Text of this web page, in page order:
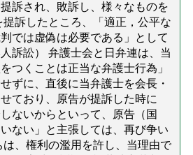
訴され、敗訴し、様々なものを
訴したところ、「適正，公平な
では虚偽は必要である」として
訴訟） 弁護士会と日弁連は、当
つくことは正当な弁護士行為」
ずに、直後に当弁護士を会長・
ており、原告が提訴した時に
ないからといって、原告（国
ない」と主張しては、再び争い
は、権利の濫用を許し、当理由で